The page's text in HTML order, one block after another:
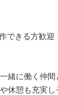
できる方歓迎
緒に働く仲間
休憩も充実し